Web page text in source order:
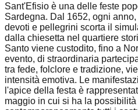
Sant'Efisio è una delle feste
Sardegna. Dal 1652, ogni
devoti e pellegrini scorta il
dalla chiesetta nel quartiere
Santo viene custodito, fino a
evento, di straordinaria
tra fede, folclore e tradizione,
intensità emotiva. Le
l'apice della festa è
maggio in cui si ha la